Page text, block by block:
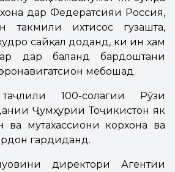
дар Федератсияи Россия,
такмили ихтисос гузашта,
сайқал доданд, ки ин ҳам
дар баланд бардоштани
мебошад.
100-солагии Рӯзи
Ҷумҳурии Тоҷикистон як
ва мутахассиони корхона ва
гардиданд.
директори Агентии